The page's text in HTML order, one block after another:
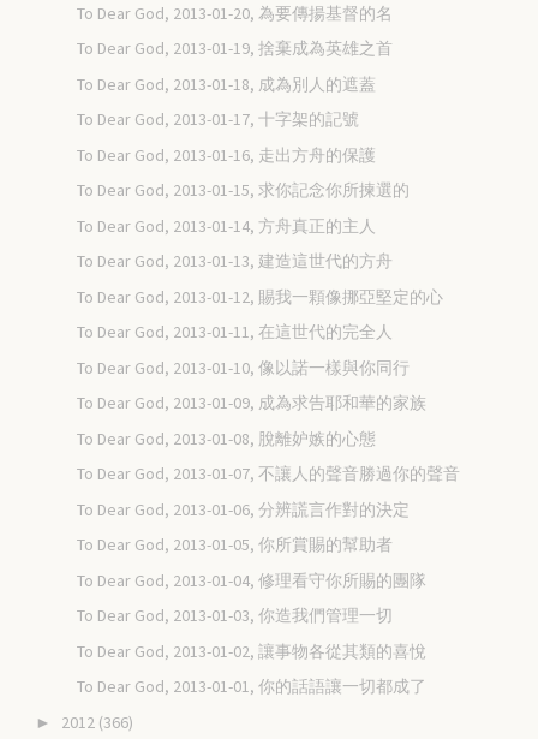
To Dear God, 2013-01-20, 為要傳揚基督的名
To Dear God, 2013-01-19, 捨棄成為英雄之首
To Dear God, 2013-01-18, 成為別人的遮蓋
To Dear God, 2013-01-17, 十字架的記號
To Dear God, 2013-01-16, 走出方舟的保護
To Dear God, 2013-01-15, 求你記念你所揀選的
To Dear God, 2013-01-14, 方舟真正的主人
To Dear God, 2013-01-13, 建造這世代的方舟
To Dear God, 2013-01-12, 賜我一顆像挪亞堅定的心
To Dear God, 2013-01-11, 在這世代的完全人
To Dear God, 2013-01-10, 像以諾一樣與你同行
To Dear God, 2013-01-09, 成為求告耶和華的家族
To Dear God, 2013-01-08, 脫離妒嫉的心態
To Dear God, 2013-01-07, 不讓人的聲音勝過你的聲音
To Dear God, 2013-01-06, 分辨謊言作對的決定
To Dear God, 2013-01-05, 你所賞賜的幫助者
To Dear God, 2013-01-04, 修理看守你所賜的團隊
To Dear God, 2013-01-03, 你造我們管理一切
To Dear God, 2013-01-02, 讓事物各從其類的喜悅
To Dear God, 2013-01-01, 你的話語讓一切都成了
► 2012 (366)